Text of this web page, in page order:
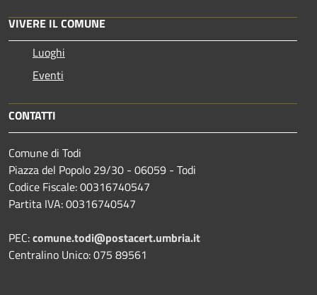
VIVERE IL COMUNE
Luoghi
Eventi
CONTATTI
Comune di Todi
Piazza del Popolo 29/30 - 06059 - Todi
Codice Fiscale: 00316740547
Partita IVA: 00316740547
PEC:comune.todi@postacert.umbria.it
Centralino Unico: 075 89561